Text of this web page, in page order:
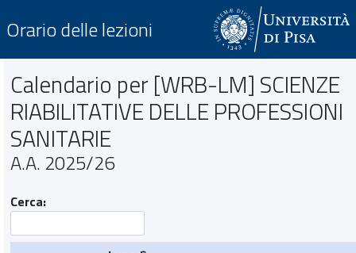
Orario delle lezioni
Calendario per [WRB-LM] SCIENZE
RIABILITATIVE DELLE PROFESSIONI
SANITARIE
A.A. 2025/26
Cerca: